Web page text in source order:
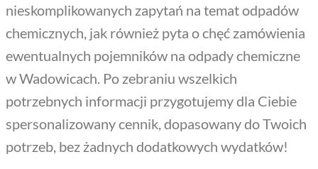
nieskomplikowanych zapytań na temat odpadów
chemicznych, jak również pyta o chęć zamówienia
ewentualnych pojemników na odpady chemiczne
w Wadowicach. Po zebraniu wszelkich
potrzebnych informacji przygotujemy dla Ciebie
spersonalizowany cennik, dopasowany do Twoich
potrzeb, bez żadnych dodatkowych wydatków!